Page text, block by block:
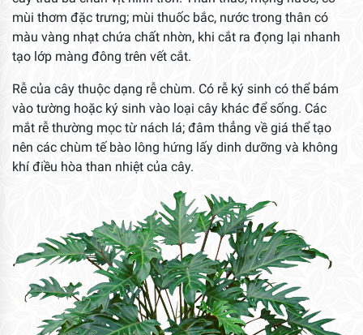
mùi thơm đặc trưng; mùi thuốc bắc, nước trong thân có
màu vàng nhạt chứa chất nhờn, khi cắt ra đọng lại nhanh
tạo lớp màng đông trên vết cắt.
Rễ của cây thuộc dạng rễ chùm. Có rễ ký sinh có thể bám
vào tường hoặc ký sinh vào loại cây khác để sống. Các
mắt rễ thường mọc từ nách lá; đâm thẳng về giá thể tạo
nên các chùm tế bào lông hứng lấy dinh dưỡng và không
khí điều hòa than nhiệt của cây.